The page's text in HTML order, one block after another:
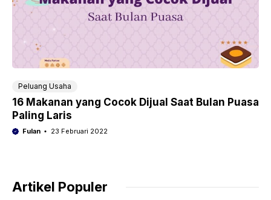
Peluang Usaha
16 Makanan yang Cocok Dijual Saat Bulan Puasa
Paling Laris
Fulan 23 Februari 2022
Artikel Populer